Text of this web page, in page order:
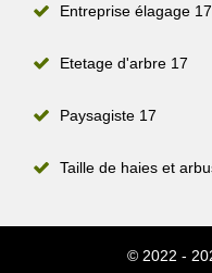
Entreprise élagage 17
Etetage d'arbre 17
Paysagiste 17
Taille de haies et
© 2022 -